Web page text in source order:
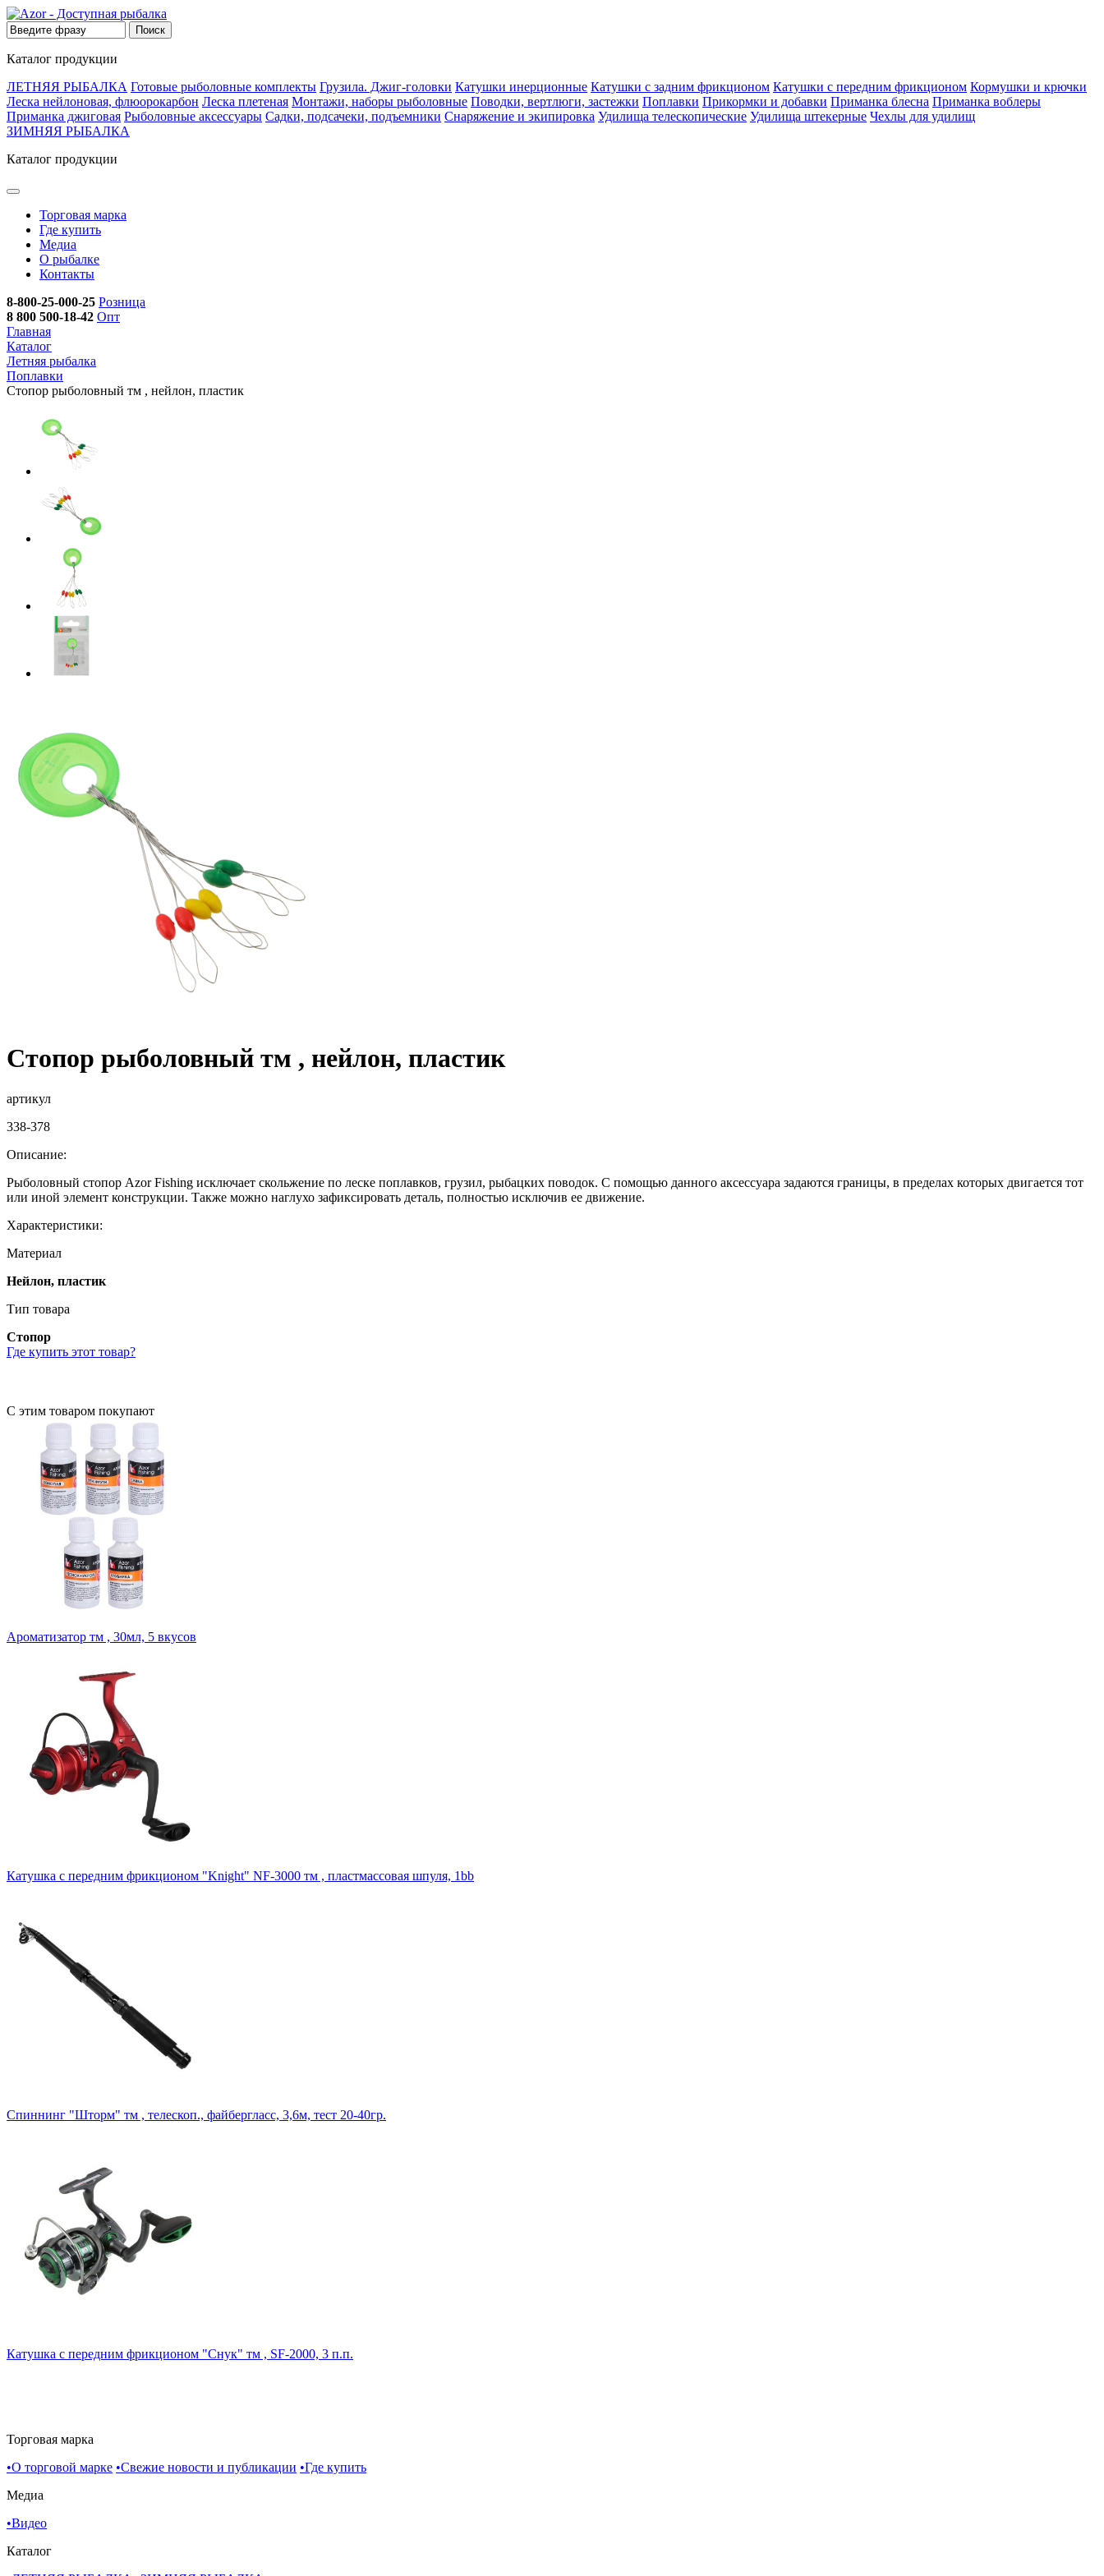
Каталог продукции
ЛЕТНЯЯ РЫБАЛКА Готовые рыболовные комплекты Грузила. Джиг-головки Катушки инерционные Катушки с задним фрикционом Катушки с передним фрикционом Кормушки и крючки
Леска нейлоновая, флюорокарбон Леска плетеная Монтажи, наборы рыболовные Поводки, вертлюги, застежки Поплавки Прикормки и добавки Приманка блесна Приманка воблеры
Приманка джиговая Рыболовные аксессуары Садки, подсачеки, подъемники Снаряжение и экипировка Удилища телескопические Удилища штекерные Чехлы для удилищ
ЗИМНЯЯ РЫБАЛКА
Каталог продукции
Торговая марка
Где купить
Медиа
О рыбалке
Контакты
8-800-25-000-25 Розница
8 800 500-18-42 Опт
Главная
Каталог
Летняя рыбалка
Поплавки
Стопор рыболовный тм , нейлон, пластик
Стопор рыболовный тм , нейлон, пластик
артикул
338-378
Описание:
Рыболовный стопор Azor Fishing исключает скольжение по леске поплавков, грузил, рыбацких поводок. С помощью данного аксессуара задаются границы, в пределах которых двигается тот
или иной элемент конструкции. Также можно наглухо зафиксировать деталь, полностью исключив ее движение.
Характеристики:
Материал
Нейлон, пластик
Тип товара
Стопор
Где купить этот товар?
С этим товаром покупают
Ароматизатор тм , 30мл, 5 вкусов
Катушка c передним фрикционом "Knight" NF-3000 тм , пластмассовая шпуля, 1bb
Спиннинг "Шторм" тм , телескоп., файбергласс, 3,6м, тест 20-40гр.
Катушка с передним фрикционом "Снук" тм , SF-2000, 3 п.п.
Торговая марка
•О торговой марке •Свежие новости и публикации •Где купить
Медиа
•Видео
Каталог